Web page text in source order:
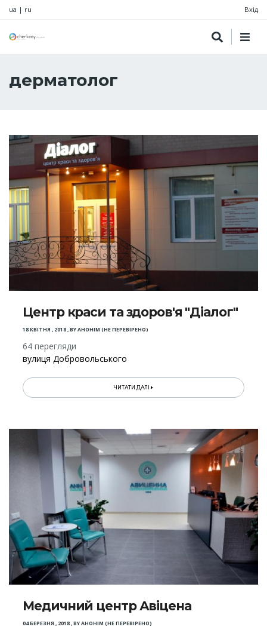
ua | ru Вхід
дерматолог
Центр краси та здоров'я "Діалог"
18 КВІТНЯ , 2018,BYАНОНІМ (НЕ ПЕРЕВІРЕНО)
64 перегляди
вулиця Добровольського
ЧИТАТИ ДАЛІ
Медичний центр Авіцена
04 БЕРЕЗНЯ , 2018,BYАНОНІМ (НЕ ПЕРЕВІРЕНО)